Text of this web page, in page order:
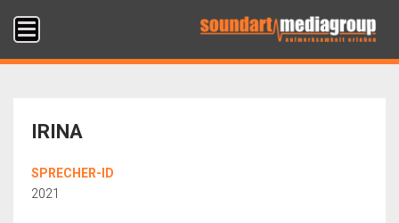
IRINA
SPRECHER-ID
2021